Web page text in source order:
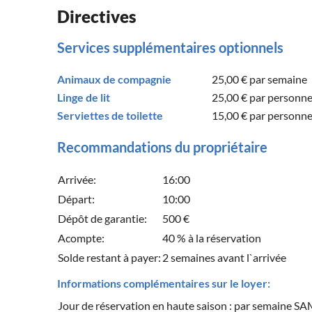
Directives
Services supplémentaires optionnels
Animaux de compagnie 25,00 € par semaine
Linge de lit
25,00 € par personne
Serviettes de toilette
15,00 € par personne
Recommandations du propriétaire
Arrivée:
16:00
Départ:
10:00
Dépôt de garantie:
500 €
Acompte:
40 % à la réservation
Solde restant à payer: 2 semaines avant l`arrivée
Informations complémentaires sur le loyer:
Jour de réservation en haute saison : par semaine